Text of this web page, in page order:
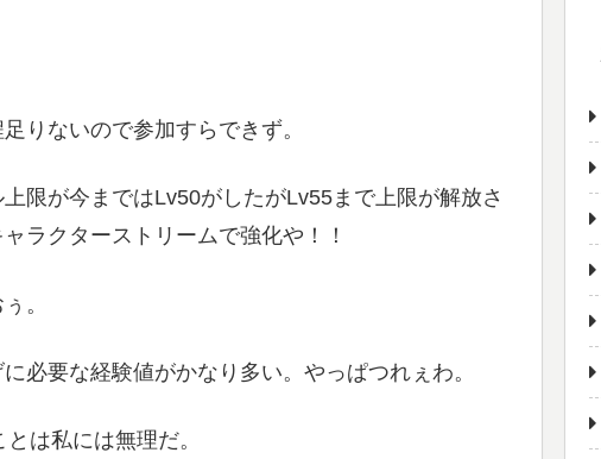
りないので参加すらできず。
限が今まではLv50がしたがLv55まで上限が解放さ
ラクターストリームで強化や！！
。
必要な経験値がかなり多い。やっぱつれぇわ。
は私には無理だ。